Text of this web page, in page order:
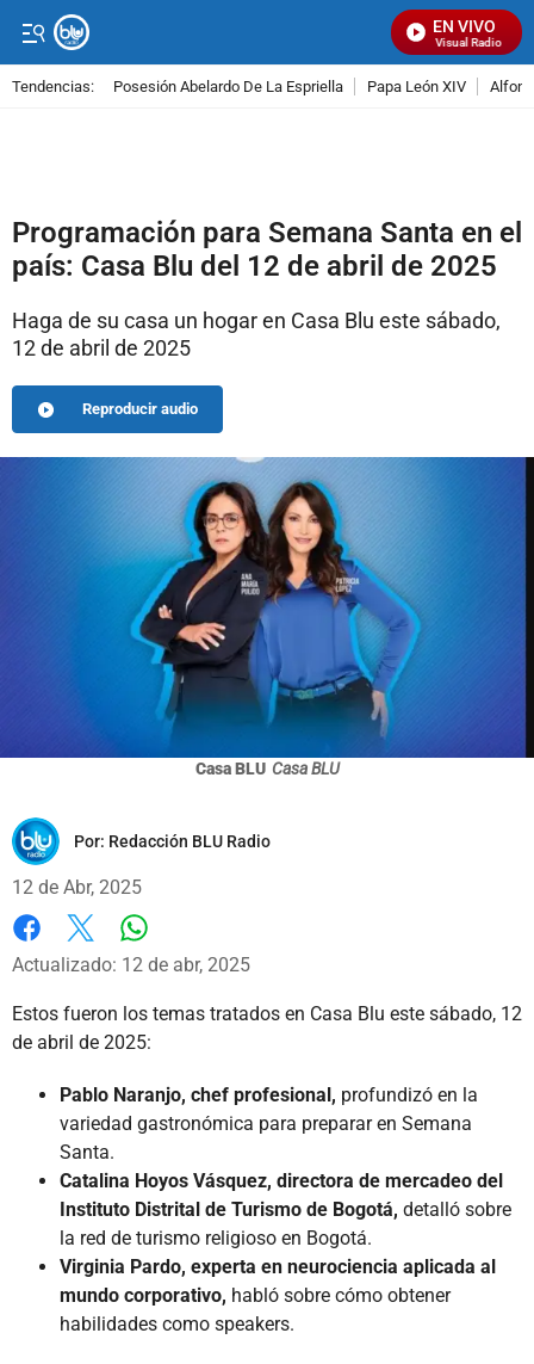
EN VIVO
Señal Visual Radio
Tendencias: Posesión Abelardo De La Espriella Papa León XIV
Programación para Semana Santa en el
país: Casa Blu del 12 de abril de 2025
Haga de su casa un hogar en Casa Blu este sábado,
12 de abril de 2025
Reproducir audio
Casa BLU Casa BLU
Por: Redacción BLU Radio
12 de Abr, 2025
Facebook
X
Actualizado: 12 de abr, 2025
Estos fueron los temas tratados en Casa Blu este sábado, 12
de abril de 2025:
Pablo Naranjo, chef profesional, profundizó en la
variedad gastronómica para preparar en Semana
Santa.
Catalina Hoyos Vásquez, directora de mercadeo del
Instituto Distrital de Turismo de Bogotá, detalló sobre
la red de turismo religioso en Bogotá.
Virginia Pardo, experta en neurociencia aplicada al
mundo corporativo, habló sobre cómo obtener
habilidades como speakers.